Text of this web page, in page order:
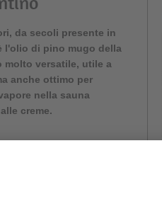
da secoli presente in
l'olio di pino mugo della
molto versatile, utile a
anche ottimo per
nella sauna
creme.